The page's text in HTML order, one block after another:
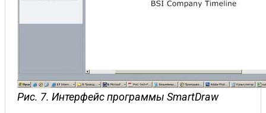
Рис. 7. Интерфейс программы SmartDraw